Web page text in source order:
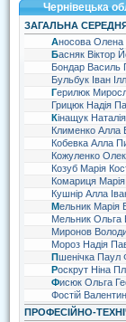
Чернівецька
ЗАГАЛЬНА
Аносова Олена
Басняк Віктор
Бондар Василь
Бульбук Іван
Герилюк
Грицюк Надія
Кінащук
Клименко Алла
Кобевка Алла
Кожуленко
Козуб Марія
Комариця
Кушнір Алла
Мельник Марія
Мельник Ольга
Миронов
Мороз Надія
Пшенічка Паул
Роскрут Ніна
Фисюк Ольга
Фостій
ПРОФЕСІЙНО-